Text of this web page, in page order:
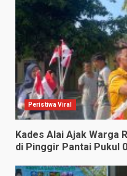
Peristiwa Viral
Kades Alai Ajak Warga
di Pinggir Pantai Pukul